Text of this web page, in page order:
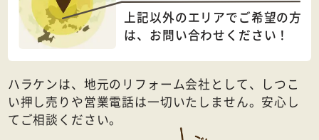
上記以外のエリアでご希望の方
は、 お問い合わせください！
ハラケンは、地元のリフォーム会社として、しつこ
い押し売りや営業電話は一切いたしません。安心し
てご相談ください。